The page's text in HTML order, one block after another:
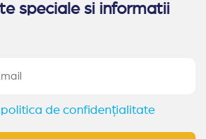
speciale si informatii
politica de confidențialitate